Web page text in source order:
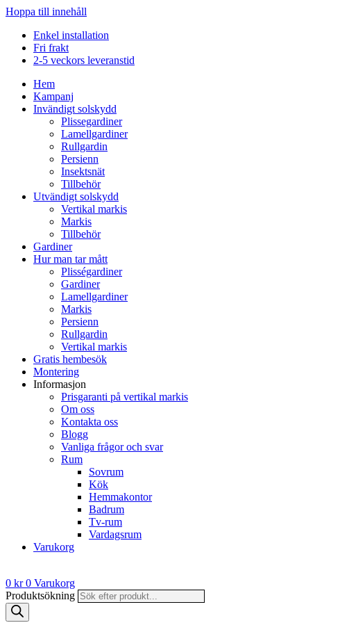
Hoppa till innehåll
Enkel installation
Fri frakt
2-5 veckors leveranstid
Hem
Kampanj
Invändigt solskydd
Plissegardiner
Lamellgardiner
Rullgardin
Persienn
Insektsnät
Tillbehör
Utvändigt solskydd
Vertikal markis
Markis
Tillbehör
Gardiner
Hur man tar mått
Plisségardiner
Gardiner
Lamellgardiner
Markis
Persienn
Rullgardin
Vertikal markis
Gratis hembesök
Montering
Informasjon
Prisgaranti på vertikal markis
Om oss
Kontakta oss
Blogg
Vanliga frågor och svar
Rum
Sovrum
Kök
Hemmakontor
Badrum
Tv-rum
Vardagsrum
Varukorg
0 kr 0 Varukorg
Produktsökning